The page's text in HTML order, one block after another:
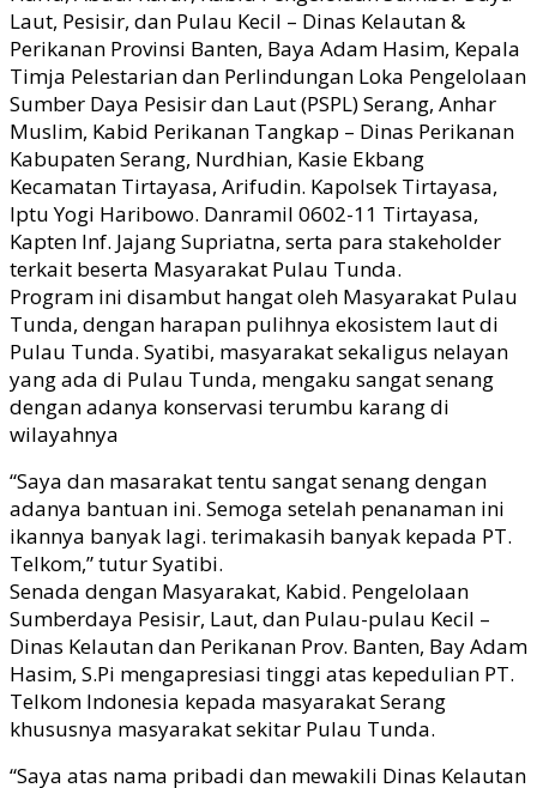
Laut, Pesisir, dan Pulau Kecil – Dinas Kelautan &
Perikanan Provinsi Banten, Baya Adam Hasim, Kepala
Timja Pelestarian dan Perlindungan Loka Pengelolaan
Sumber Daya Pesisir dan Laut (PSPL) Serang, Anhar
Muslim, Kabid Perikanan Tangkap – Dinas Perikanan
Kabupaten Serang, Nurdhian, Kasie Ekbang
Kecamatan Tirtayasa, Arifudin. Kapolsek Tirtayasa,
Iptu Yogi Haribowo. Danramil 0602-11 Tirtayasa,
Kapten Inf. Jajang Supriatna, serta para stakeholder
terkait beserta Masyarakat Pulau Tunda.
Program ini disambut hangat oleh Masyarakat Pulau
Tunda, dengan harapan pulihnya ekosistem laut di
Pulau Tunda. Syatibi, masyarakat sekaligus nelayan
yang ada di Pulau Tunda, mengaku sangat senang
dengan adanya konservasi terumbu karang di
wilayahnya
“Saya dan masarakat tentu sangat senang dengan
adanya bantuan ini. Semoga setelah penanaman ini
ikannya banyak lagi. terimakasih banyak kepada PT.
Telkom,” tutur Syatibi.
Senada dengan Masyarakat, Kabid. Pengelolaan
Sumberdaya Pesisir, Laut, dan Pulau-pulau Kecil –
Dinas Kelautan dan Perikanan Prov. Banten, Bay Adam
Hasim, S.Pi mengapresiasi tinggi atas kepedulian PT.
Telkom Indonesia kepada masyarakat Serang
khususnya masyarakat sekitar Pulau Tunda.
“Saya atas nama pribadi dan mewakili Dinas Kelautan